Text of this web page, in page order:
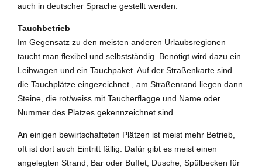
auch in deutscher Sprache gestellt werden.
Tauchbetrieb
Im Gegensatz zu den meisten anderen Urlaubsregionen
taucht man flexibel und selbstständig. Benötigt wird dazu ein
Leihwagen und ein Tauchpaket. Auf der Straßenkarte sind
die Tauchplätze eingezeichnet , am Straßenrand liegen dann
Steine, die rot/weiss mit Taucherflagge und Name oder
Nummer des Platzes gekennzeichnet sind.
An einigen bewirtschafteten Plätzen ist meist mehr Betrieb,
oft ist dort auch Eintritt fällig. Dafür gibt es meist einen
angelegten Strand, Bar oder Buffet, Dusche, Spülbecken für